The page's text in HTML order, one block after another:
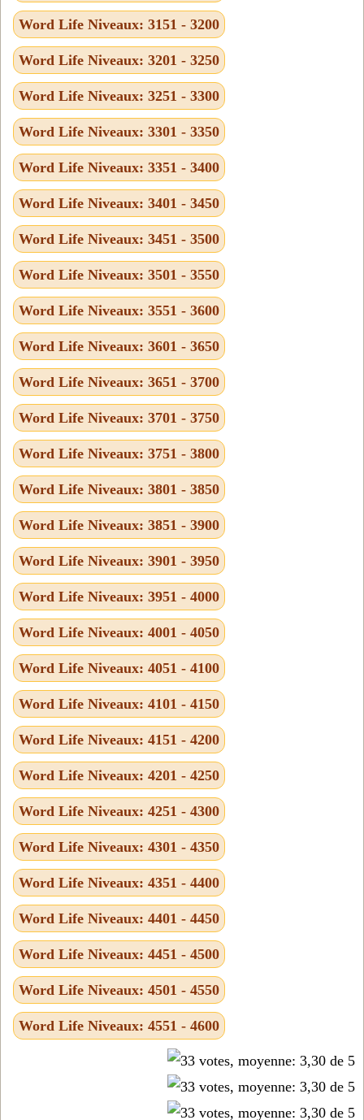
Word Life Niveaux: 3151 - 3200
Word Life Niveaux: 3201 - 3250
Word Life Niveaux: 3251 - 3300
Word Life Niveaux: 3301 - 3350
Word Life Niveaux: 3351 - 3400
Word Life Niveaux: 3401 - 3450
Word Life Niveaux: 3451 - 3500
Word Life Niveaux: 3501 - 3550
Word Life Niveaux: 3551 - 3600
Word Life Niveaux: 3601 - 3650
Word Life Niveaux: 3651 - 3700
Word Life Niveaux: 3701 - 3750
Word Life Niveaux: 3751 - 3800
Word Life Niveaux: 3801 - 3850
Word Life Niveaux: 3851 - 3900
Word Life Niveaux: 3901 - 3950
Word Life Niveaux: 3951 - 4000
Word Life Niveaux: 4001 - 4050
Word Life Niveaux: 4051 - 4100
Word Life Niveaux: 4101 - 4150
Word Life Niveaux: 4151 - 4200
Word Life Niveaux: 4201 - 4250
Word Life Niveaux: 4251 - 4300
Word Life Niveaux: 4301 - 4350
Word Life Niveaux: 4351 - 4400
Word Life Niveaux: 4401 - 4450
Word Life Niveaux: 4451 - 4500
Word Life Niveaux: 4501 - 4550
Word Life Niveaux: 4551 - 4600